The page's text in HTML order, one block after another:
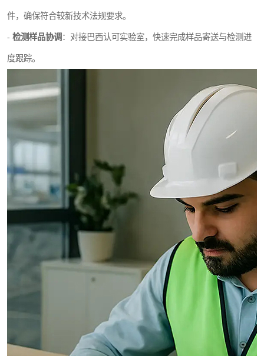
件，确保符合较新技术法规要求。
- 检测样品协调：对接巴西认可实验室，快速完成样品寄送与检测进
度跟踪。